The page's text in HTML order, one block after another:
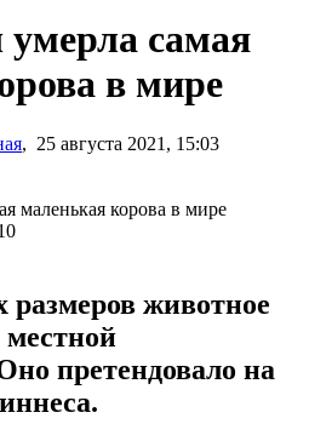
самая
в мире
, 25 августа 2021, 15:03
животное
местной
претендовало на